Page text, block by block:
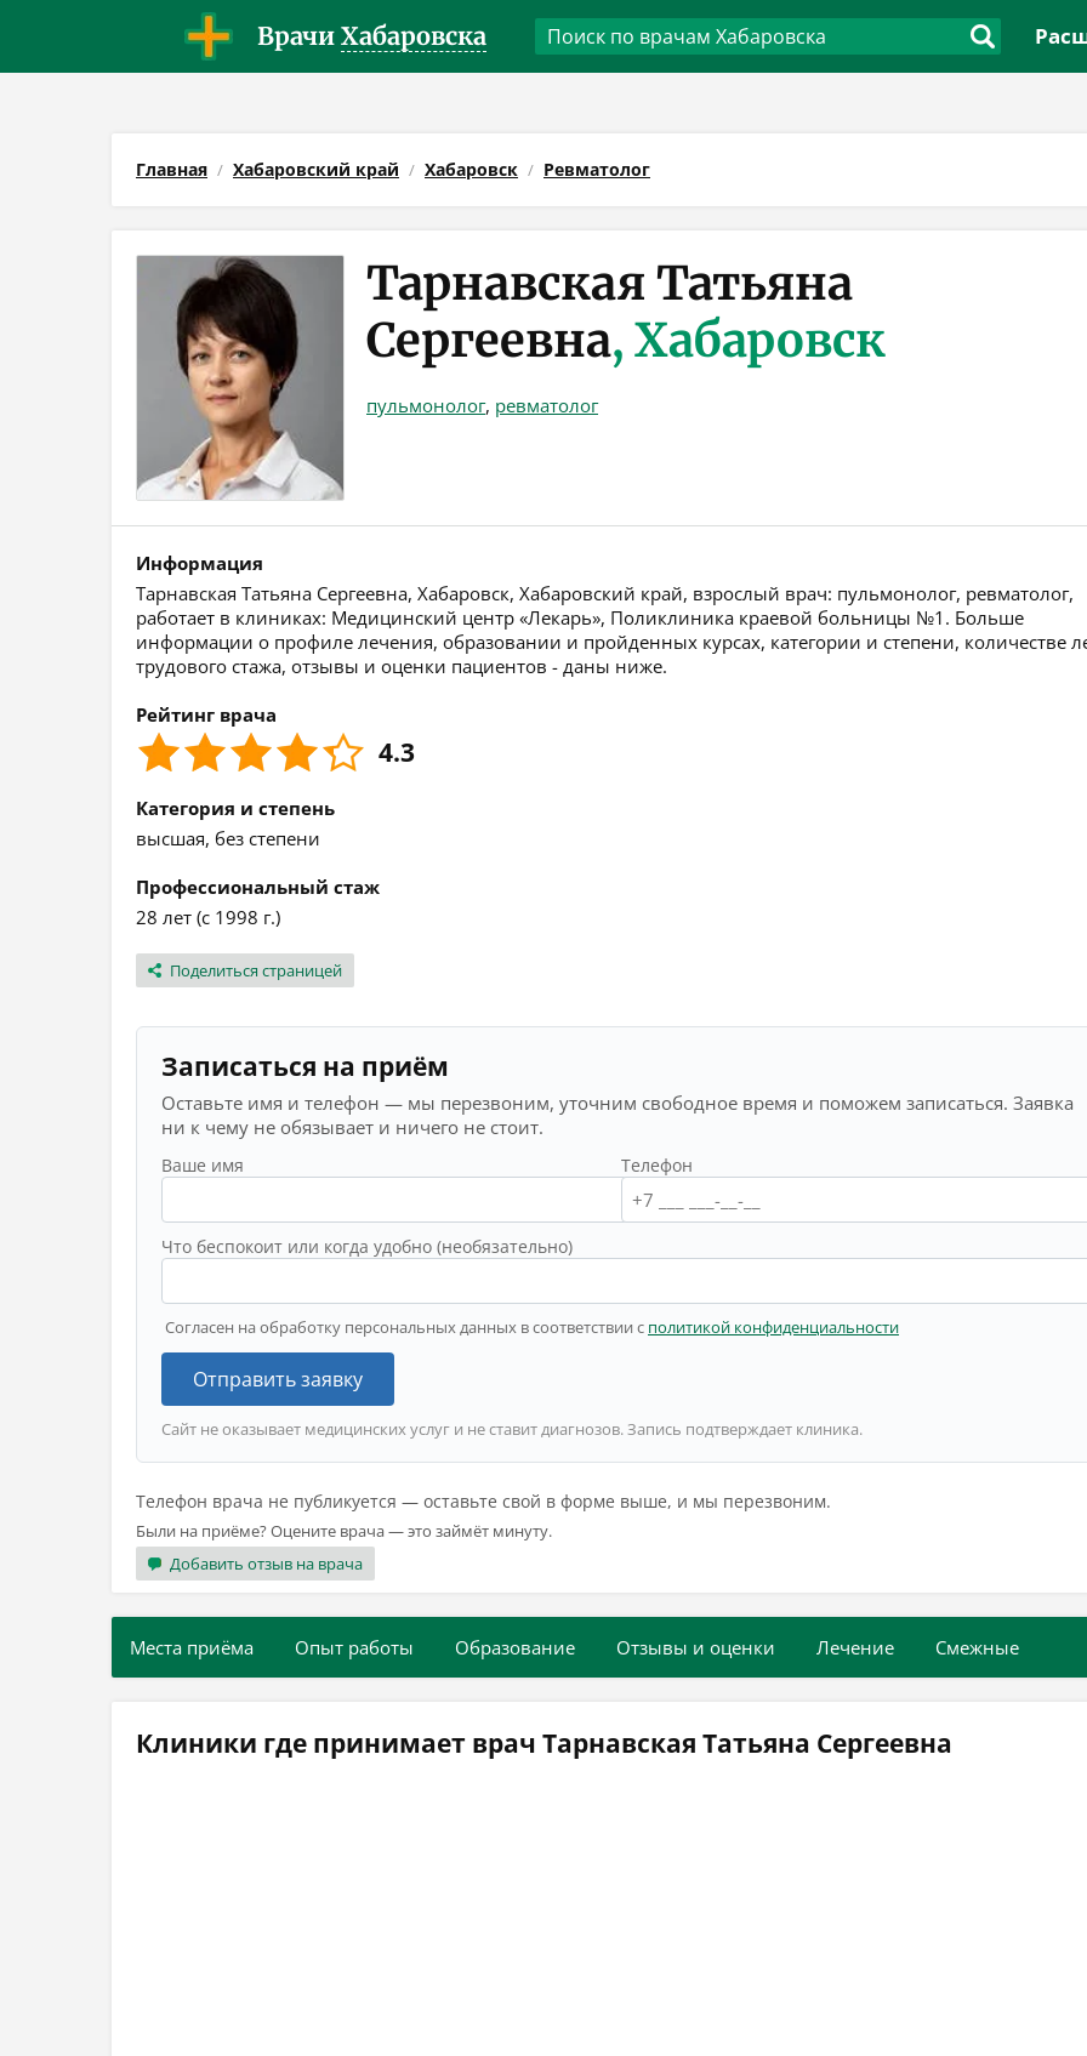
Врачи Хабаровска
Главная Хабаровский край Хабаровск Ревматолог
Тарнавская Татьяна
Сергеевна, Хабаровск
пульмонолог, ревматолог
Информация
Тарнавская Татьяна Сергеевна, Хабаровск, Хабаровский край, взрослый врач: пульмонолог, ревматолог,
работает в клиниках: Медицинский центр «Лекарь», Поликлиника краевой больницы №1. Больше
информации о профиле лечения, образовании и пройденных курсах, категории и степени, количестве
трудового стажа, отзывы и оценки пациентов - даны ниже.
Рейтинг врача
4.3
Категория и степень
высшая, без степени
Профессиональный стаж
28 лет (с 1998 г.)
Поделиться страницей
Записаться на приём
Оставьте имя и телефон — мы перезвоним, уточним свободное время и поможем записаться. Заявка
ни к чему не обязывает и ничего не стоит.
Ваше имя Телефон
Что беспокоит или когда удобно (необязательно)
Согласен на обработку персональных данных в соответствии с политикой конфиденциальности
Отправить заявку
Сайт не оказывает медицинских услуг и не ставит диагнозов. Запись подтверждает клиника.
Телефон врача не публикуется — оставьте свой в форме выше, и мы перезвоним.
Были на приёме? Оцените врача — это займёт минуту.
Добавить отзыв на врача
Места приёма Опыт работы Образование Отзывы и оценки Лечение Смежные
Клиники где принимает врач Тарнавская Татьяна Сергеевна